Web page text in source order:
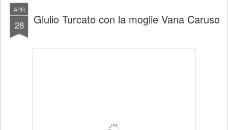
APR
28 Giulio Turcato con la moglie Vana Caruso